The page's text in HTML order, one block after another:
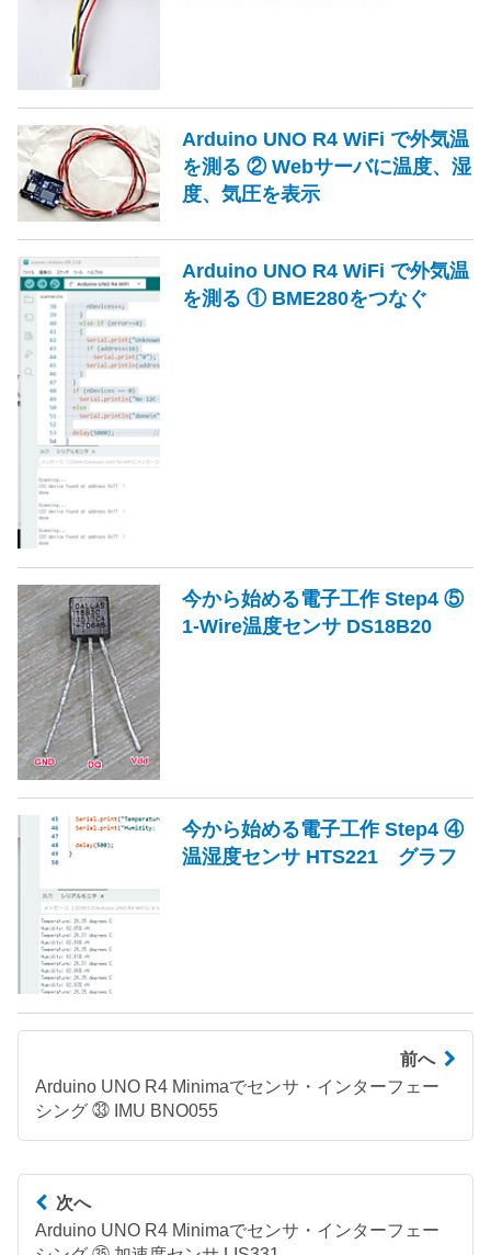
Arduino UNO R4 WiFi で外気温
を測る ② Webサーバに温度、湿
度、気圧を表示
Arduino UNO R4 WiFi で外気温
を測る ① BME280をつなぐ
今から始める電子工作 Step4 ⑤
1-Wire温度センサ DS18B20
今から始める電子工作 Step4 ④
温湿度センサ HTS221 グラフ
前へ
Arduino UNO R4 Minimaでセンサ・インターフェー
シング ㉝ IMU BNO055
次へ
Arduino UNO R4 Minimaでセンサ・インターフェー